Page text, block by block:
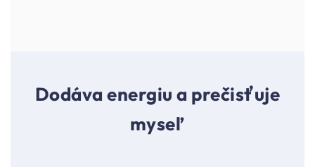
Dodáva energiu a prečisťuje
myseľ